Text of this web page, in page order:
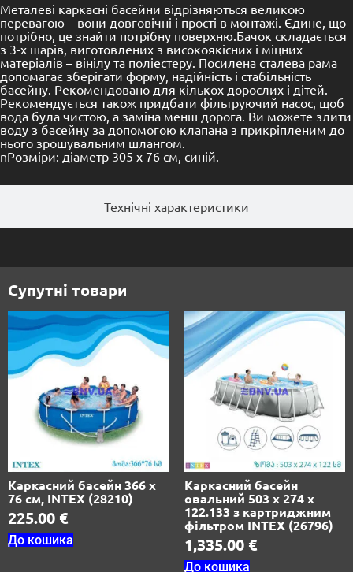
Технічні характеристики
Металеві каркасні басейни відрізняються великою
перевагою – вони довговічні і прості в монтажі. Єдине, що
потрібно, це знайти потрібну поверхню.Бачок складається
з 3-х шарів, виготовлених з високоякісних і міцних
матеріалів – вінілу та поліестеру. Посилена сталева рама
допомагає зберігати форму, надійність і стабільність
басейну. Рекомендовано для кількох дорослих і дітей.
Рекомендується також придбати фільтруючий насос, щоб
вода була чистою, а заміна менш дорога. Ви можете злити
воду з басейну за допомогою клапана з прикріпленим до
нього зрошувальним шлангом.
nРозміри: діаметр 305 х 76 см, синій.
Супутні товари
Каркасний басейн 366 х
76 см, INTEX (28210)
225.00 €
До кошика
Каркасний басейн
овальний 503 х 274 х
122.133 з картриджним
фільтром INTEX (26796)
1,335.00 €
До кошика